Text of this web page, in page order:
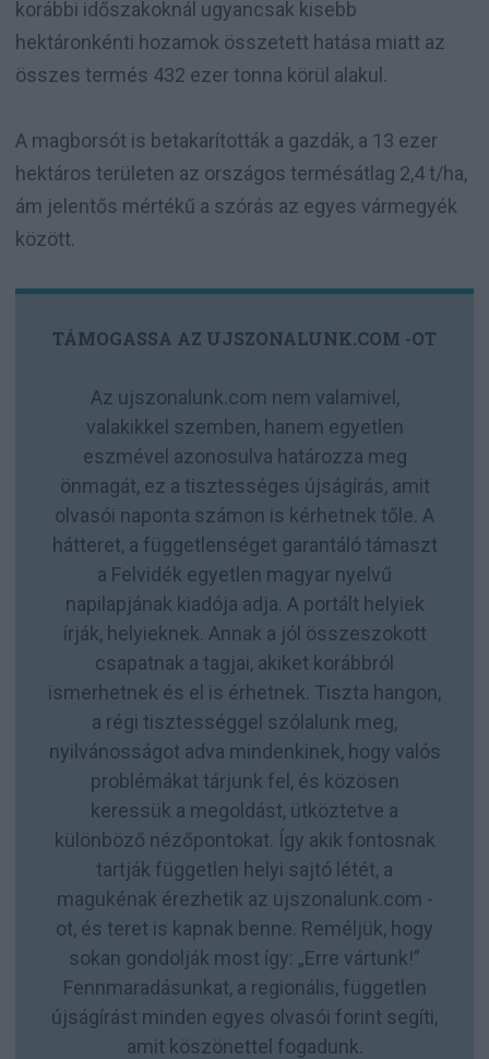
korábbi időszakoknál ugyancsak kisebb
hektáronkénti hozamok összetett hatása miatt az
összes termés 432 ezer tonna körül alakul.
A magborsót is betakarították a gazdák, a 13 ezer
hektáros területen az országos termésátlag 2,4 t/ha,
ám jelentős mértékű a szórás az egyes vármegyék
között.
TÁMOGASSA AZ UJSZONALUNK.COM -OT
Az ujszonalunk.com nem valamivel,
valakikkel szemben, hanem egyetlen
eszmével azonosulva határozza meg
önmagát, ez a tisztességes újságírás, amit
olvasói naponta számon is kérhetnek tőle. A
hátteret, a függetlenséget garantáló támaszt
a Felvidék egyetlen magyar nyelvű
napilapjának kiadója adja. A portált helyiek
írják, helyieknek. Annak a jól összeszokott
csapatnak a tagjai, akiket korábbról
ismerhetnek és el is érhetnek. Tiszta hangon,
a régi tisztességgel szólalunk meg,
nyilvánosságot adva mindenkinek, hogy valós
problémákat tárjunk fel, és közösen
keressük a megoldást, ütköztetve a
különböző nézőpontokat. Így akik fontosnak
tartják független helyi sajtó létét, a
magukénak érezhetik az ujszonalunk.com -
ot, és teret is kapnak benne. Reméljük, hogy
sokan gondolják most így: „Erre vártunk!”
Fennmaradásunkat, a regionális, független
újságírást minden egyes olvasói forint segíti,
amit köszönettel fogadunk.